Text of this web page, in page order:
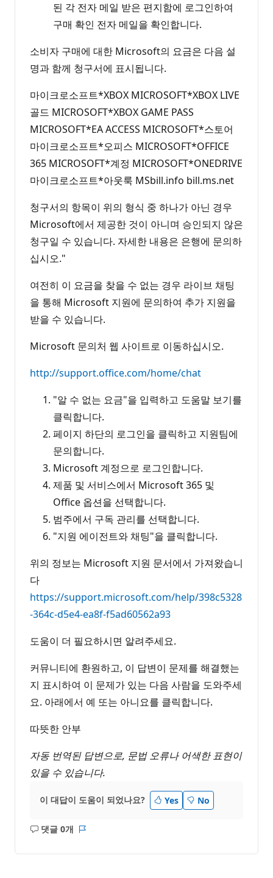
된 각 전자 메일 받은 편지함에 로그인하여
구매 확인 전자 메일을 확인합니다.
소비자 구매에 대한 Microsoft의 요금은 다음 설
명과 함께 청구서에 표시됩니다.
마이크로소프트*XBOX MICROSOFT*XBOX LIVE
골드 MICROSOFT*XBOX GAME PASS
MICROSOFT*EA ACCESS MICROSOFT*스토어
마이크로소프트*오피스 MICROSOFT*OFFICE
365 MICROSOFT*계정 MICROSOFT*ONEDRIVE
마이크로소프트*아웃룩 MSbill.info bill.ms.net
청구서의 항목이 위의 형식 중 하나가 아닌 경우
Microsoft에서 제공한 것이 아니며 승인되지 않은
청구일 수 있습니다. 자세한 내용은 은행에 문의하
십시오."
여전히 이 요금을 찾을 수 없는 경우 라이브 채팅
을 통해 Microsoft 지원에 문의하여 추가 지원을
받을 수 있습니다.
Microsoft 문의처 웹 사이트로 이동하십시오.
http://support.office.com/home/chat
"알 수 없는 요금"을 입력하고 도움말 보기를
클릭합니다.
페이지 하단의 로그인을 클릭하고 지원팀에
문의합니다.
Microsoft 계정으로 로그인합니다.
제품 및 서비스에서 Microsoft 365 및
Office 옵션을 선택합니다.
범주에서 구독 관리를 선택합니다.
"지원 에이전트와 채팅"을 클릭합니다.
위의 정보는 Microsoft 지원 문서에서 가져왔습니
다
https://support.microsoft.com/help/398c5328
-364c-d5e4-ea8f-f5ad60562a93
도움이 더 필요하시면 알려주세요.
커뮤니티에 환원하고, 이 답변이 문제를 해결했는
지 표시하여 이 문제가 있는 다음 사람을 도와주세
요. 아래에서 예 또는 아니요를 클릭합니다.
따뜻한 안부
자동 번역된 답변으로, 문법 오류나 어색한 표현이
있을 수 있습니다.
이 대답이 도움이 되었나요? Yes No
댓글 0개
설